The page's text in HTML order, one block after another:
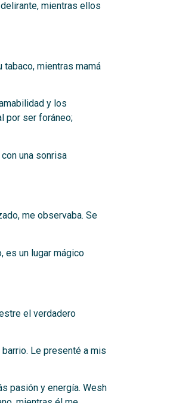
mientras ellos
tabaco, mientras mamá
y los
por ser foráneo;
una sonrisa
me observaba. Se
es un lugar mágico
el verdadero
Le presenté a mis
pasión y energía. Wesh